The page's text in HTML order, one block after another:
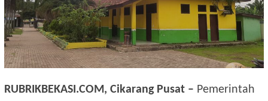
RUBRIKBEKASI.COM, Cikarang Pusat – Pemerintah